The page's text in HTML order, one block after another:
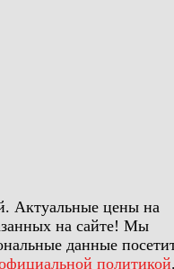
Актуальные цены на
на сайте! Мы
данные
политикой